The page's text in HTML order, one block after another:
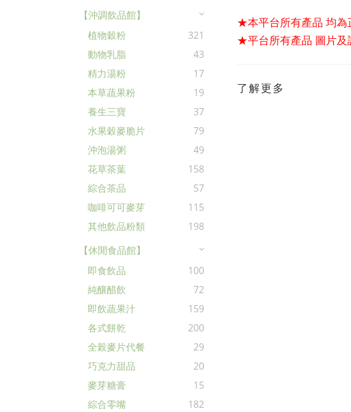
【沖調飲品館】
植物穀粉
321
動物乳脂
43
精力湯粉
17
本草蔬果粉
19
養生三寶
37
水果穀麥脆片
79
沖泡湯粥
49
花草茶葉
158
綜合茶品
57
咖啡可可麥芽
115
其他飲品粉類
198
【休閒食品館】
即食飲品
100
純釀醋飲
72
即飲蔬果汁
159
各式餅乾
200
全榖麥片代餐
29
巧克力甜品
20
麥芽糖膏
15
綜合零嘴
182
★本平台所有產品 均為
★平台所有產品 圖片及
了解更多